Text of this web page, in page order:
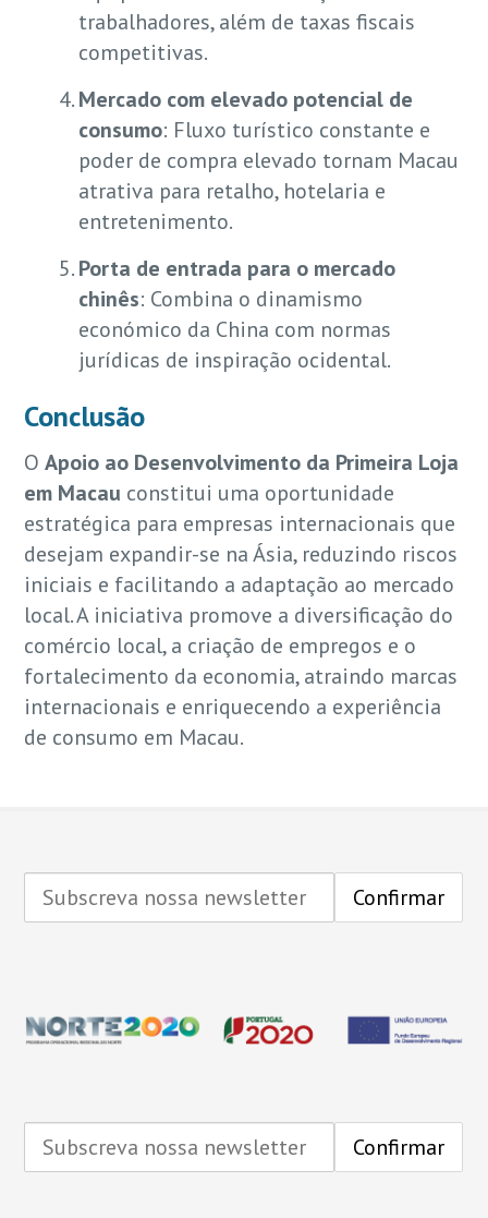
trabalhadores, além de taxas fiscais
competitivas.
Mercado com elevado potencial de
consumo: Fluxo turístico constante e
poder de compra elevado tornam Macau
atrativa para retalho, hotelaria e
entretenimento.
Porta de entrada para o mercado
chinês: Combina o dinamismo
económico da China com normas
jurídicas de inspiração ocidental.
Conclusão
OApoio ao Desenvolvimento da Primeira Loja
em Macau constitui uma oportunidade
estratégica para empresas internacionais que
desejam expandir-se na Ásia, reduzindo riscos
iniciais e facilitando a adaptação ao mercado
local. A iniciativa promove a diversificação do
comércio local, a criação de empregos e o
fortalecimento da economia, atraindo marcas
internacionais e enriquecendo a experiência
de consumo em Macau.